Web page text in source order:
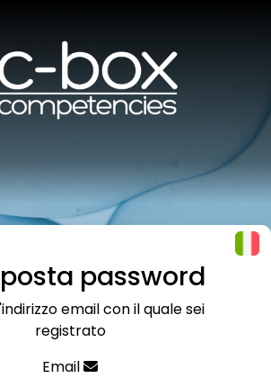
password
email con il quale sei
registrato
Email